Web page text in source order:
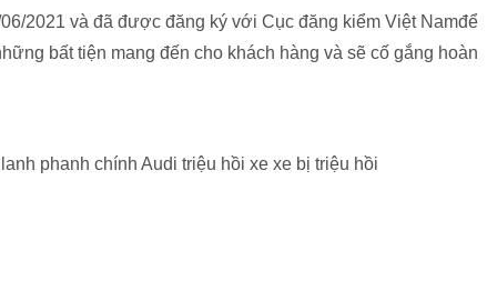
2021 và đã được đăng ký với Cục đăng kiểm Việt Namđể
bất tiện mang đến cho khách hàng và sẽ cố gắng hoàn
phanh chính Audi triệu hồi xe xe bị triệu hồi